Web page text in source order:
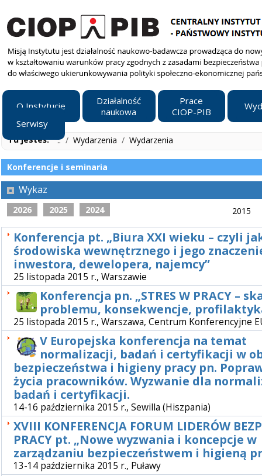
O Instytucie
Działalność
naukowa
Prace
CIOP-PIB
Serwisy
Tu jesteś: ../ Wydarzenia / Wydarzenia
Konferencje i seminaria
Wykaz
2026 2025 2024 2015
Konferencja pt. „Biura XXI wieku – czyli
środowiska wewnętrznego i jego
inwestora, dewelopera, najemcy”
25 listopada 2015 r., Warszawie
Konferencja pn. „STRES W PRACY –
problemu, konsekwencje,
25 listopada 2015 r., Warszawa, Centrum Konferencyjne
V Europejska konferencja na temat
normalizacji, badań i certyfikacji w
bezpieczeństwa i higieny pracy pn.
życia pracowników. Wyzwanie dla
badań i certyfikacji.
14-16 października 2015 r., Sewilla (Hiszpania)
XVIII KONFERENCJA FORUM LIDERÓW
PRACY pt. „Nowe wyzwania i koncepcje w
zarządzaniu bezpieczeństwem i higieną
13-14 października 2015 r., Puławy